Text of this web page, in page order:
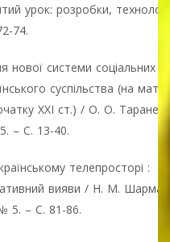
урок: розробки,
74.
системи соціальних
суспільства (на
ХХІ ст.) / О. О.
– С. 13-40.
телепросторі :
вияви / Н. М.
5. – С. 81-86.